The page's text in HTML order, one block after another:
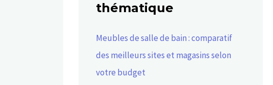
thématique
Meubles de salle de bain : comparatif
des meilleurs sites et magasins selon
votre budget